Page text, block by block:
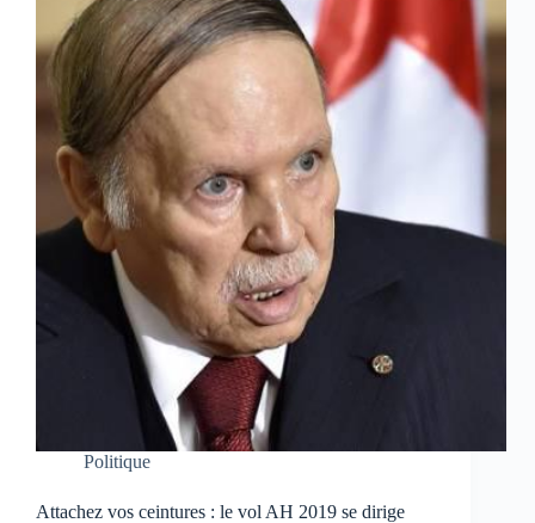
Politique
Attachez vos ceintures : le vol AH 2019 se dirige